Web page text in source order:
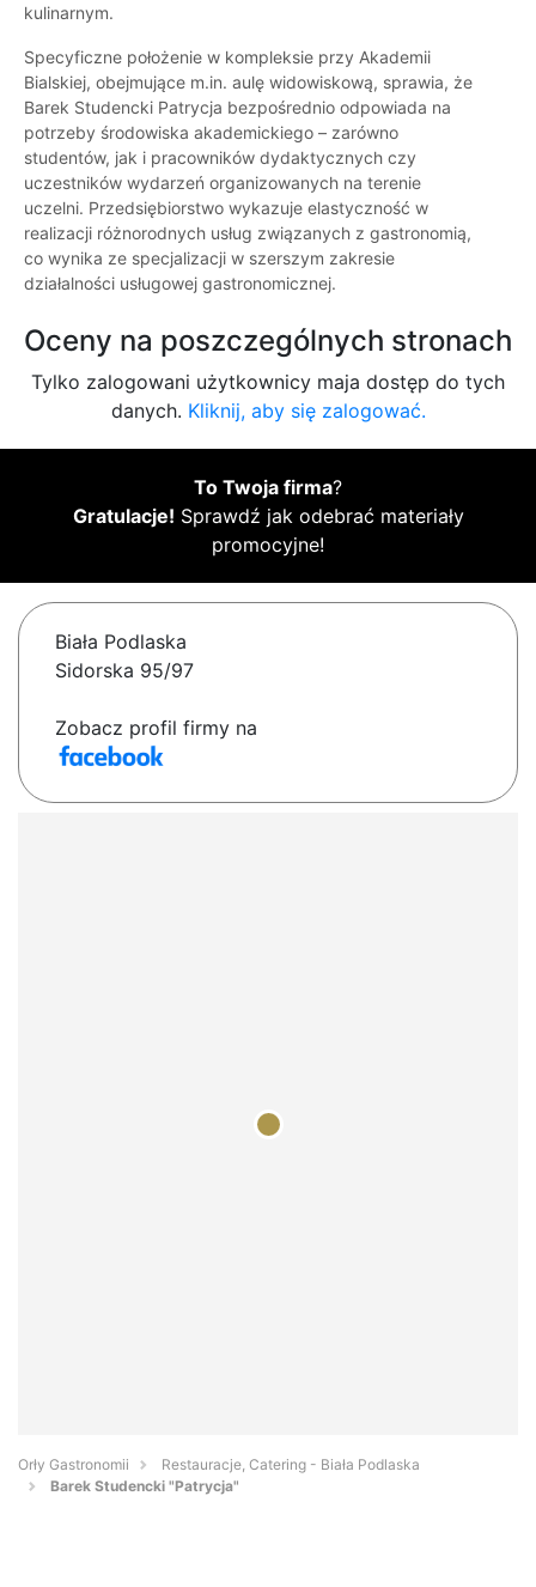
kulinarnym.
Specyficzne położenie w kompleksie przy Akademii
Bialskiej, obejmujące m.in. aulę widowiskową, sprawia, że
Barek Studencki Patrycja bezpośrednio odpowiada na
potrzeby środowiska akademickiego – zarówno
studentów, jak i pracowników dydaktycznych czy
uczestników wydarzeń organizowanych na terenie
uczelni. Przedsiębiorstwo wykazuje elastyczność w
realizacji różnorodnych usług związanych z gastronomią,
co wynika ze specjalizacji w szerszym zakresie
działalności usługowej gastronomicznej.
Oceny na poszczególnych stronach
Tylko zalogowani użytkownicy maja dostęp do tych
danych. Kliknij, aby się zalogować.
To Twoja firma?
Gratulacje! Sprawdź jak odebrać materiały
promocyjne!
Biała Podlaska
Sidorska 95/97
Zobacz profil firmy na
Orły Gastronomii
Restauracje, Catering - Biała Podlaska
Barek Studencki "Patrycja"